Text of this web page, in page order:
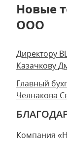
Новые
ООО
Директору
Казачкову
Главный
Челнакова
Компания